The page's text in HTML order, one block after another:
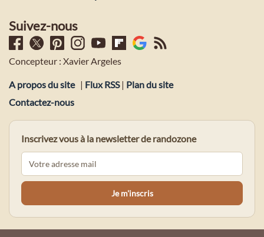
Suivez-nous
Concepteur : Xavier Argeles
A propos du site | Flux RSS| Plan du site
Contactez-nous
Inscrivez vous à la newsletter de randozone